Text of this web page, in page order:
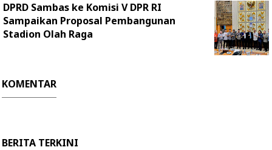
DPRD Sambas ke Komisi V DPR RI
Sampaikan Proposal Pembangunan
Stadion Olah Raga
KOMENTAR
BERITA TERKINI